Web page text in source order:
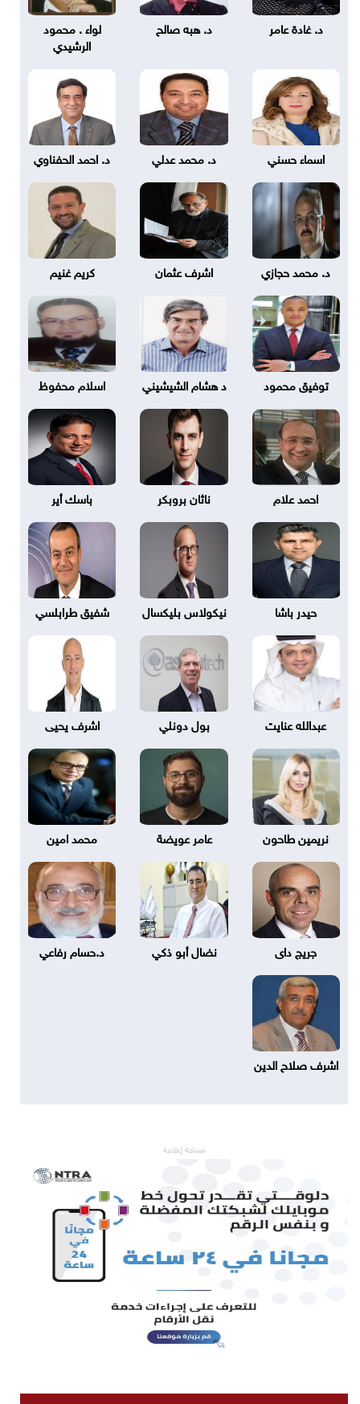
د. غادة عامر د. هبه صالح
لواء . محمود
الرشيدي
اسماء حسني د. محمد عدلي د. احمد الحفناوي
د. محمد حجازي اشرف عثمان كريم غنيم
توفيق محمود د هشام الشيشيني اسلام محفوظ
احمد علام ناثان بروبكر باسك أير
حيدر باشا نيكولاس بليكسال شفيق طرابلسي
عبدالله عنايت بول دونلي اشرف يحيى
نريمين طاحون عامر عويضة محمد امين
جريج داى نضال أبو ذكي د.حسام رفاعي
اشرف صلاح الدين
مساحة إعلانية